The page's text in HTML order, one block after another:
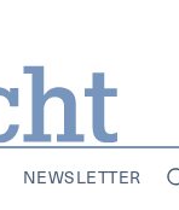
NEWSLETTER